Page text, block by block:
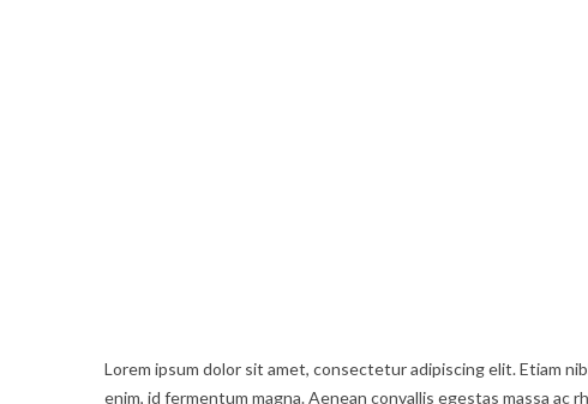
Lorem ipsum dolor sit amet, consectetur adipiscing elit. Etiam
enim, id fermentum magna. Aenean convallis egestas massa